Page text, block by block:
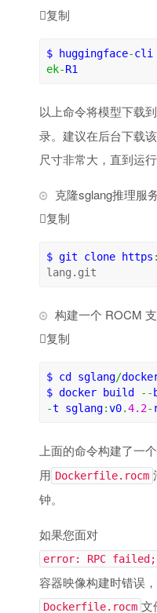
复制
$ huggingface-cli
ek-R1
以上命令将模型下载到
录。建议在后台下载
尺寸非常大，直到运
克隆sglang推理服
复制
$ git clone https :
lang.git
构建一个 ROCM 支
复制
$ cd sglang/
$ docker build --
-t sglang:v0.4.2-
上面的命令构建了一
用 Dockerfile.rocm
钟。
如果您面对
error: RPC
容器映像构建时错误
Dockerfile.rocm 文